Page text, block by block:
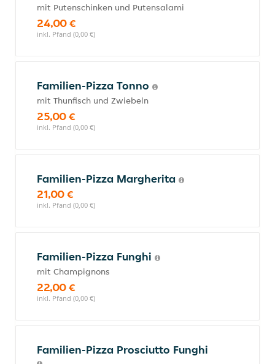
mit Putenschinken und Putensalami
24,00 €
inkl. Pfand (0,00 €)
Familien-Pizza Tonno
mit Thunfisch und Zwiebeln
25,00 €
inkl. Pfand (0,00 €)
Familien-Pizza Margherita
21,00 €
inkl. Pfand (0,00 €)
Familien-Pizza Funghi
mit Champignons
22,00 €
inkl. Pfand (0,00 €)
Familien-Pizza Prosciutto Funghi